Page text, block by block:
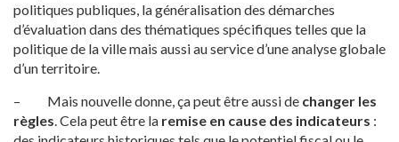
politiques publiques, la généralisation des démarches
d’évaluation dans des thématiques spécifiques telles que la
politique de la ville mais aussi au service d’une analyse globale
d’un territoire.
– Mais nouvelle donne, ça peut être aussi de changer les
règles. Cela peut être la remise en cause des indicateurs :